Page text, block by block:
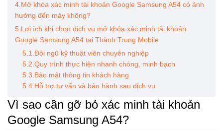
4.Mở khóa xác minh tài khoản Google Samsung A54 có ảnh
hưởng đến máy không?
5.Lợi ích khi chọn dịch vụ mở khóa xác minh tài khoản
Google Samsung A54 tại Thành Trung Mobile
5.1.Đội ngũ kỹ thuật viên chuyên nghiệp
5.2.Quy trình thực hiện nhanh chóng, minh bạch
5.3.Bảo mật thông tin khách hàng
5.4.Hỗ trợ tư vấn và bảo hành sau dịch vụ
Vì sao cần gỡ bỏ xác minh tài khoản
Google Samsung A54?